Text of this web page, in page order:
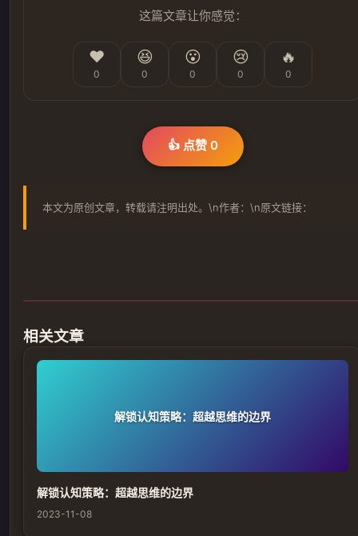
这篇文章让你感觉：
❤️
0
😆
0
😮
0
😢
0
🔥
0
👍 点赞 0
本文为原创文章，转载请注明出处。\n作者：\n原文链接：
相关文章
解锁认知策略：超越思维的边界
解锁认知策略：超越思维的边界
2023-11-08